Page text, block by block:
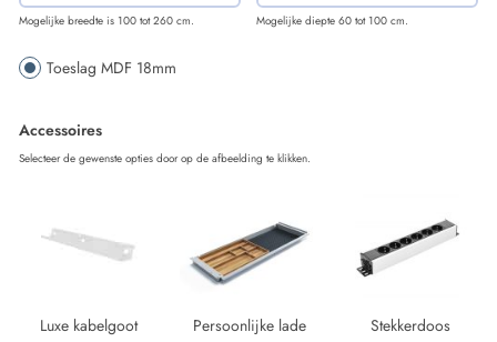
Mogelijke breedte is 100 tot 260 cm. Mogelijke diepte 60 tot 100 cm.
Toeslag MDF 18mm
Accessoires
Selecteer de gewenste opties door op de afbeelding te klikken.
Luxe kabelgoot Persoonlijke lade Stekkerdoos